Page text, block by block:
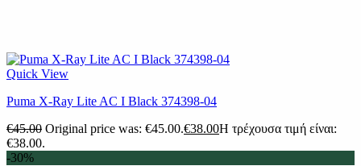
Quick View
Puma X-Ray Lite AC I Black 374398-04
€45.00 Original price was: €45.00.€38.00Η τρέχουσα τιμή είναι:
€38.00.
-30%